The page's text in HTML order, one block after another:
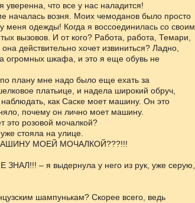
что все у нас наладится!
началась возня. Моих чемоданов было просто
меня одежды! Когда я воссоединилась со своим
вызовов. И от кого? Работа, работа, Темари,
действительно хочет извиниться? Ладно,
огромных шкафа, и это я еще обувь не
по плану мне надо было еще ехать за
платьице, и надела широкий обруч,
как Саске моет машину. Он это
почему он лично моет машину.
это розовой мочалкой?
стояла на улице.
МОЕЙ МОЧАЛКОЙ???!!!
– я выдернула у него из рук, уже серую,
шампунькам? Скорее всего, ведь